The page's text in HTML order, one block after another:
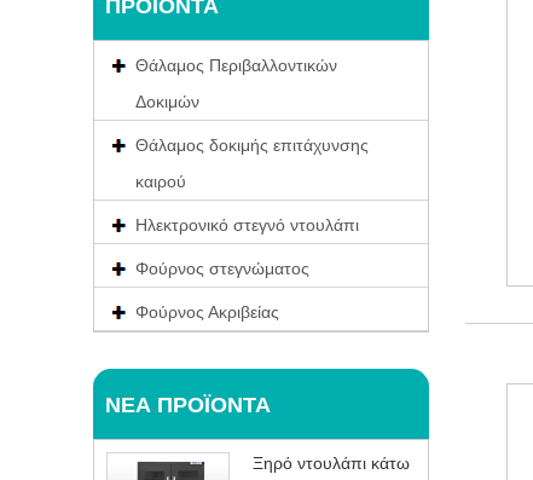
ΠΡΟΪΌΝΤΑ
Θάλαμος Περιβαλλοντικών
Δοκιμών
Θάλαμος δοκιμής επιτάχυνσης
καιρού
Ηλεκτρονικό στεγνό ντουλάπι
Φούρνος στεγνώματος
Φούρνος Ακριβείας
ΝΈΑ ΠΡΟΪΌΝΤΑ
Ξηρό ντουλάπι κάτω